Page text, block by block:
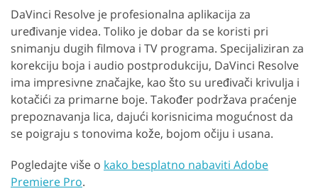
DaVinci Resolve je profesionalna aplikacija za
uređivanje videa. Toliko je dobar da se koristi pri
snimanju dugih filmova i TV programa. Specijaliziran za
korekciju boja i audio postprodukciju, DaVinci Resolve
ima impresivne značajke, kao što su uređivači krivulja i
kotačići za primarne boje. Također podržava praćenje
prepoznavanja lica, dajući korisnicima mogućnost da
se poigraju s tonovima kože, bojom očiju i usana.
Pogledajte više o kako besplatno nabaviti Adobe
Premiere Pro.